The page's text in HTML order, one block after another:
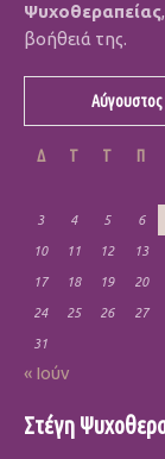
Ψυχοθεραπείας
βοήθειά της.
Αύγουστος
Δ Τ Τ Π
3 4 5 6
10 11 12 13
17 18 19 20
24 25 26 27
31
« Ιούν
Στέγη